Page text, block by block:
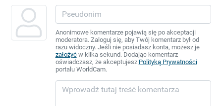
Anonimowe komentarze pojawią się po akceptacji
moderatora. Zaloguj się, aby Twój komentarz był od
razu widoczny. Jeśli nie posiadasz konta, możesz je
założyćw kilka sekund. Dodając komentarz
oświadczasz, że akceptujesz Polityką Prywatności
portalu WorldCam.